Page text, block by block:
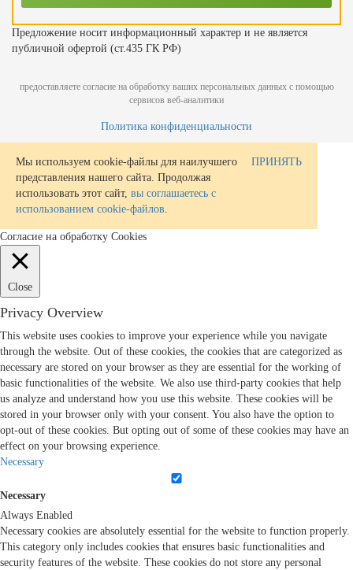
Предложение носит информационный характер и не является
публичной офертой (ст.435 ГК РФ)
предоставляете согласие на обработку ваших персональных данных с помощью
сервисов веб-аналитики
Политика конфиденциальности
Мы используем cookie-файлы для наилучшего
представления нашего сайта. Продолжая
использовать этот сайт, вы соглашаетесь с
использованием cookie-файлов.
ПРИНЯТЬ
Согласие на обработку Cookies
Close
Privacy Overview
This website uses cookies to improve your experience while you navigate
through the website. Out of these cookies, the cookies that are categorized as
necessary are stored on your browser as they are essential for the working of
basic functionalities of the website. We also use third-party cookies that help
us analyze and understand how you use this website. These cookies will be
stored in your browser only with your consent. You also have the option to
opt-out of these cookies. But opting out of some of these cookies may have an
effect on your browsing experience.
Necessary
Necessary
Always Enabled
Necessary cookies are absolutely essential for the website to function properly.
This category only includes cookies that ensures basic functionalities and
security features of the website. These cookies do not store any personal